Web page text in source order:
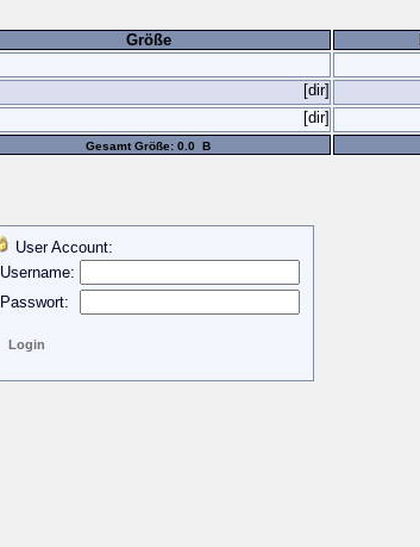
Größe
[dir]
[dir]
Gesamt Größe: 0.0 B
User Account:
Username:
Passwort: